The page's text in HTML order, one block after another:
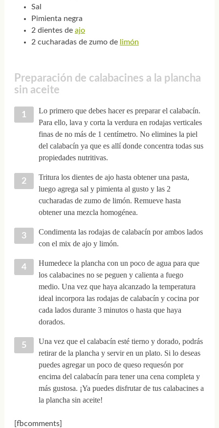
Sal
Pimienta negra
2 dientes de ajo
2 cucharadas de zumo de limón
Preparación de calabacines a la plancha
sin aceite
Lo primero que debes hacer es preparar el calabacín.
Para ello, lava y corta la verdura en rodajas verticales
finas de no más de 1 centímetro. No elimines la piel
del calabacín ya que es allí donde concentra todas sus
propiedades nutritivas.
Tritura los dientes de ajo hasta obtener una pasta,
luego agrega sal y pimienta al gusto y las 2
cucharadas de zumo de limón. Remueve hasta
obtener una mezcla homogénea.
Condimenta las rodajas de calabacín por ambos lados
con el mix de ajo y limón.
Humedece la plancha con un poco de agua para que
los calabacines no se peguen y calienta a fuego
medio. Una vez que haya alcanzado la temperatura
ideal incorpora las rodajas de calabacín y cocina por
cada lados durante 3 minutos o hasta que haya
dorados.
Una vez que el calabacín esté tierno y dorado, podrás
retirar de la plancha y servir en un plato. Si lo deseas
puedes agregar un poco de queso requesón por
encima del calabacín para tener una cena completa y
más gustosa. ¡Ya puedes disfrutar de tus calabacines a
la plancha sin aceite!
[fbcomments]